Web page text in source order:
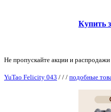
Купить
Не пропускайте акции и распродажи
YuTao Felicity 043 / / / подобные